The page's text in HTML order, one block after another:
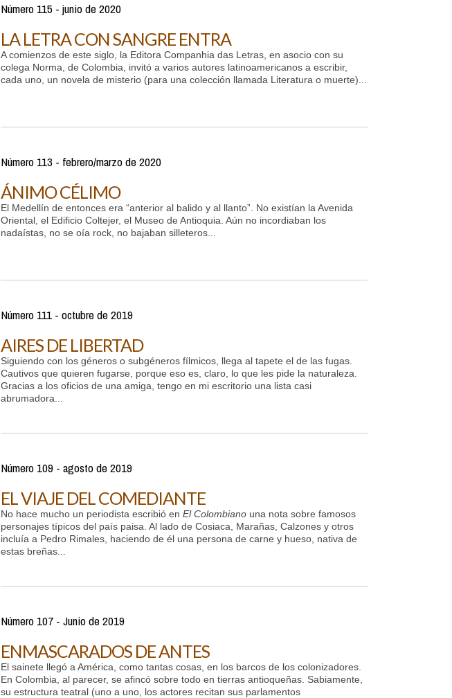
Número 115 - junio de 2020
LA LETRA CON SANGRE ENTRA
A comienzos de este siglo, la Editora Companhia das Letras, en asocio con su
colega Norma, de Colombia, invitó a varios autores latinoamericanos a escribir,
cada uno, un novela de misterio (para una colección llamada Literatura o muerte)...
Número 113 - febrero/marzo de 2020
ÁNIMO CÉLIMO
El Medellín de entonces era “anterior al balido y al llanto”. No existían la Avenida
Oriental, el Edificio Coltejer, el Museo de Antioquia. Aún no incordiaban los
nadaístas, no se oía rock, no bajaban silleteros...
Número 111 - octubre de 2019
AIRES DE LIBERTAD
Siguiendo con los géneros o subgéneros fílmicos, llega al tapete el de las fugas.
Cautivos que quieren fugarse, porque eso es, claro, lo que les pide la naturaleza.
Gracias a los oficios de una amiga, tengo en mi escritorio una lista casi
abrumadora...
Número 109 - agosto de 2019
EL VIAJE DEL COMEDIANTE
No hace mucho un periodista escribió en El Colombiano una nota sobre famosos
personajes típicos del país paisa. Al lado de Cosiaca, Marañas, Calzones y otros
incluía a Pedro Rimales, haciendo de él una persona de carne y hueso, nativa de
estas breñas...
Número 107 - Junio de 2019
ENMASCARADOS DE ANTES
El sainete llegó a América, como tantas cosas, en los barcos de los colonizadores.
En Colombia, al parecer, se afincó sobre todo en tierras antioqueñas. Sabiamente,
su estructura teatral (uno a uno, los actores recitan sus parlamentos